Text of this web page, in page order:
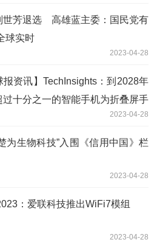
世芳退选 高雄蓝主委：国民党有
球实时
2023-04-28
报资讯】TechInsights：到2028年
过十分之一的智能手机为折叠屏手
2023-04-28
为生物科技”入围《信用中国》栏
2023-04-28
：爱联科技推出WiFi7模组
2023-04-28